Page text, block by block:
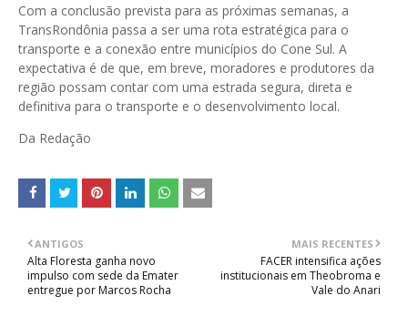
Com a conclusão prevista para as próximas semanas, a
TransRondônia passa a ser uma rota estratégica para o
transporte e a conexão entre municípios do Cone Sul. A
expectativa é de que, em breve, moradores e produtores da
região possam contar com uma estrada segura, direta e
definitiva para o transporte e o desenvolvimento local.
Da Redação
MAIS RECENTES
FACER intensifica ações
institucionais em Theobroma e
Vale do Anari
ANTIGOS
Alta Floresta ganha novo
impulso com sede da Emater
entregue por Marcos Rocha